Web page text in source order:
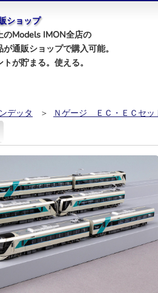
ショップ
のModels IMON全店の
通販ショップで購入可能。
が貯まる。使える。
デッタ ＞ Ｎゲージ ＥＣ・ＥＣセッ